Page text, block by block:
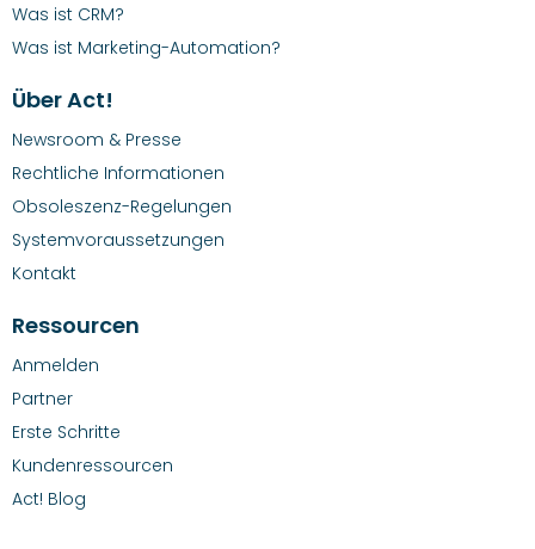
Was ist CRM?
Was ist Marketing-Automation?
Über Act!
Newsroom & Presse
Rechtliche Informationen
Obsoleszenz-Regelungen
Systemvoraussetzungen
Kontakt
Ressourcen
Anmelden
Partner
Erste Schritte
Kundenressourcen
Act! Blog